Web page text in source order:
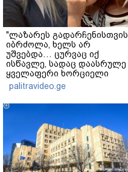
"ლაზარეს გადარჩენისთვის
იბრძოლა, ხელს არ
უშვებდა… ცურვაც იქ
ისწავლე, სადაც დაასრულე
ყველაფერი ხორციელი
ცხოვრებიდან" – რას წერს
ხობში დაღუპული დედა-
შვილის ახლობელი?
palitravideo.ge